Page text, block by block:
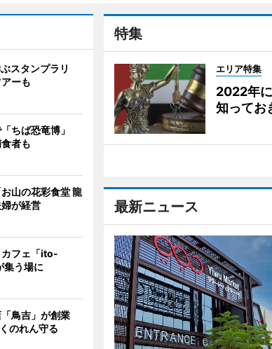
特集
エリア特集
2022年
知ってお
最新ニュース
スタンプラリ
ーも
「ちば恐竜博」
者も
山の花彩食堂 龍
が経営
カフェ「ito-
う場に
鳥吉」が創業
のれん守る